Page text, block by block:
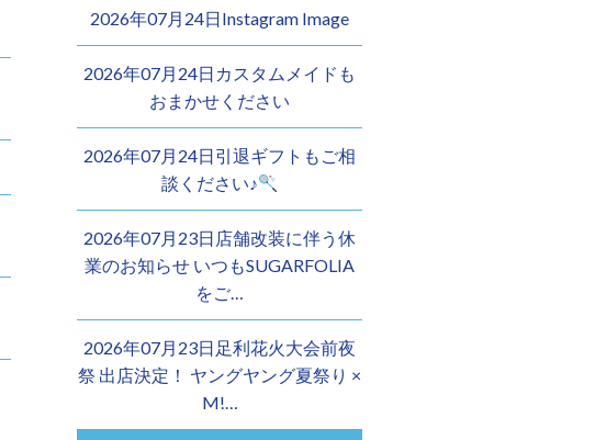
2026年07月24日Instagram Image
2026年07月24日カスタムメイドも
おまかせください︎
2026年07月24日引退ギフトもご相
談ください♪
2026年07月23日店舗改装に伴う休
業のお知らせ いつもSUGARFOLIA
をご…
2026年07月23日足利花火大会前夜
祭 出店決定！ ヤングヤング夏祭り ×
M!…